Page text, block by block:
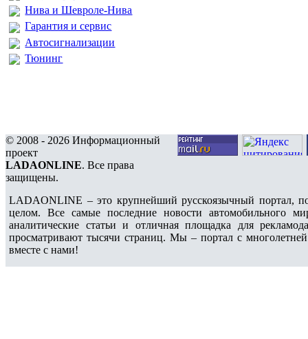
Нива и Шевроле-Нива
Гарантия и сервис
Автосигнализации
Тюнинг
© 2008 - 2026 Информационный
проект
LADAONLINE. Все права
защищены.
LADAONLINE – это крупнейший русскоязычный портал,
целом. Все самые последние новости автомобильного
аналитические статьи и отличная площадка для
просматривают тысячи страниц. Мы – портал с
вместе с нами!